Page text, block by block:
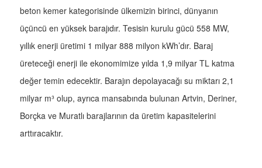
beton kemer kategorisinde ülkemizin birinci, dünyanın
üçüncü en yüksek barajıdır. Tesisin kurulu gücü 558 MW,
yıllık enerji üretimi 1 milyar 888 milyon kWh’dır. Baraj
üreteceği enerji ile ekonomimize yılda 1,9 milyar TL katma
değer temin edecektir. Barajın depolayacağı su miktarı 2,1
milyar m³ olup, ayrıca mansabında bulunan Artvin, Deriner,
Borçka ve Muratlı barajlarının da üretim kapasitelerini
arttıracaktır.